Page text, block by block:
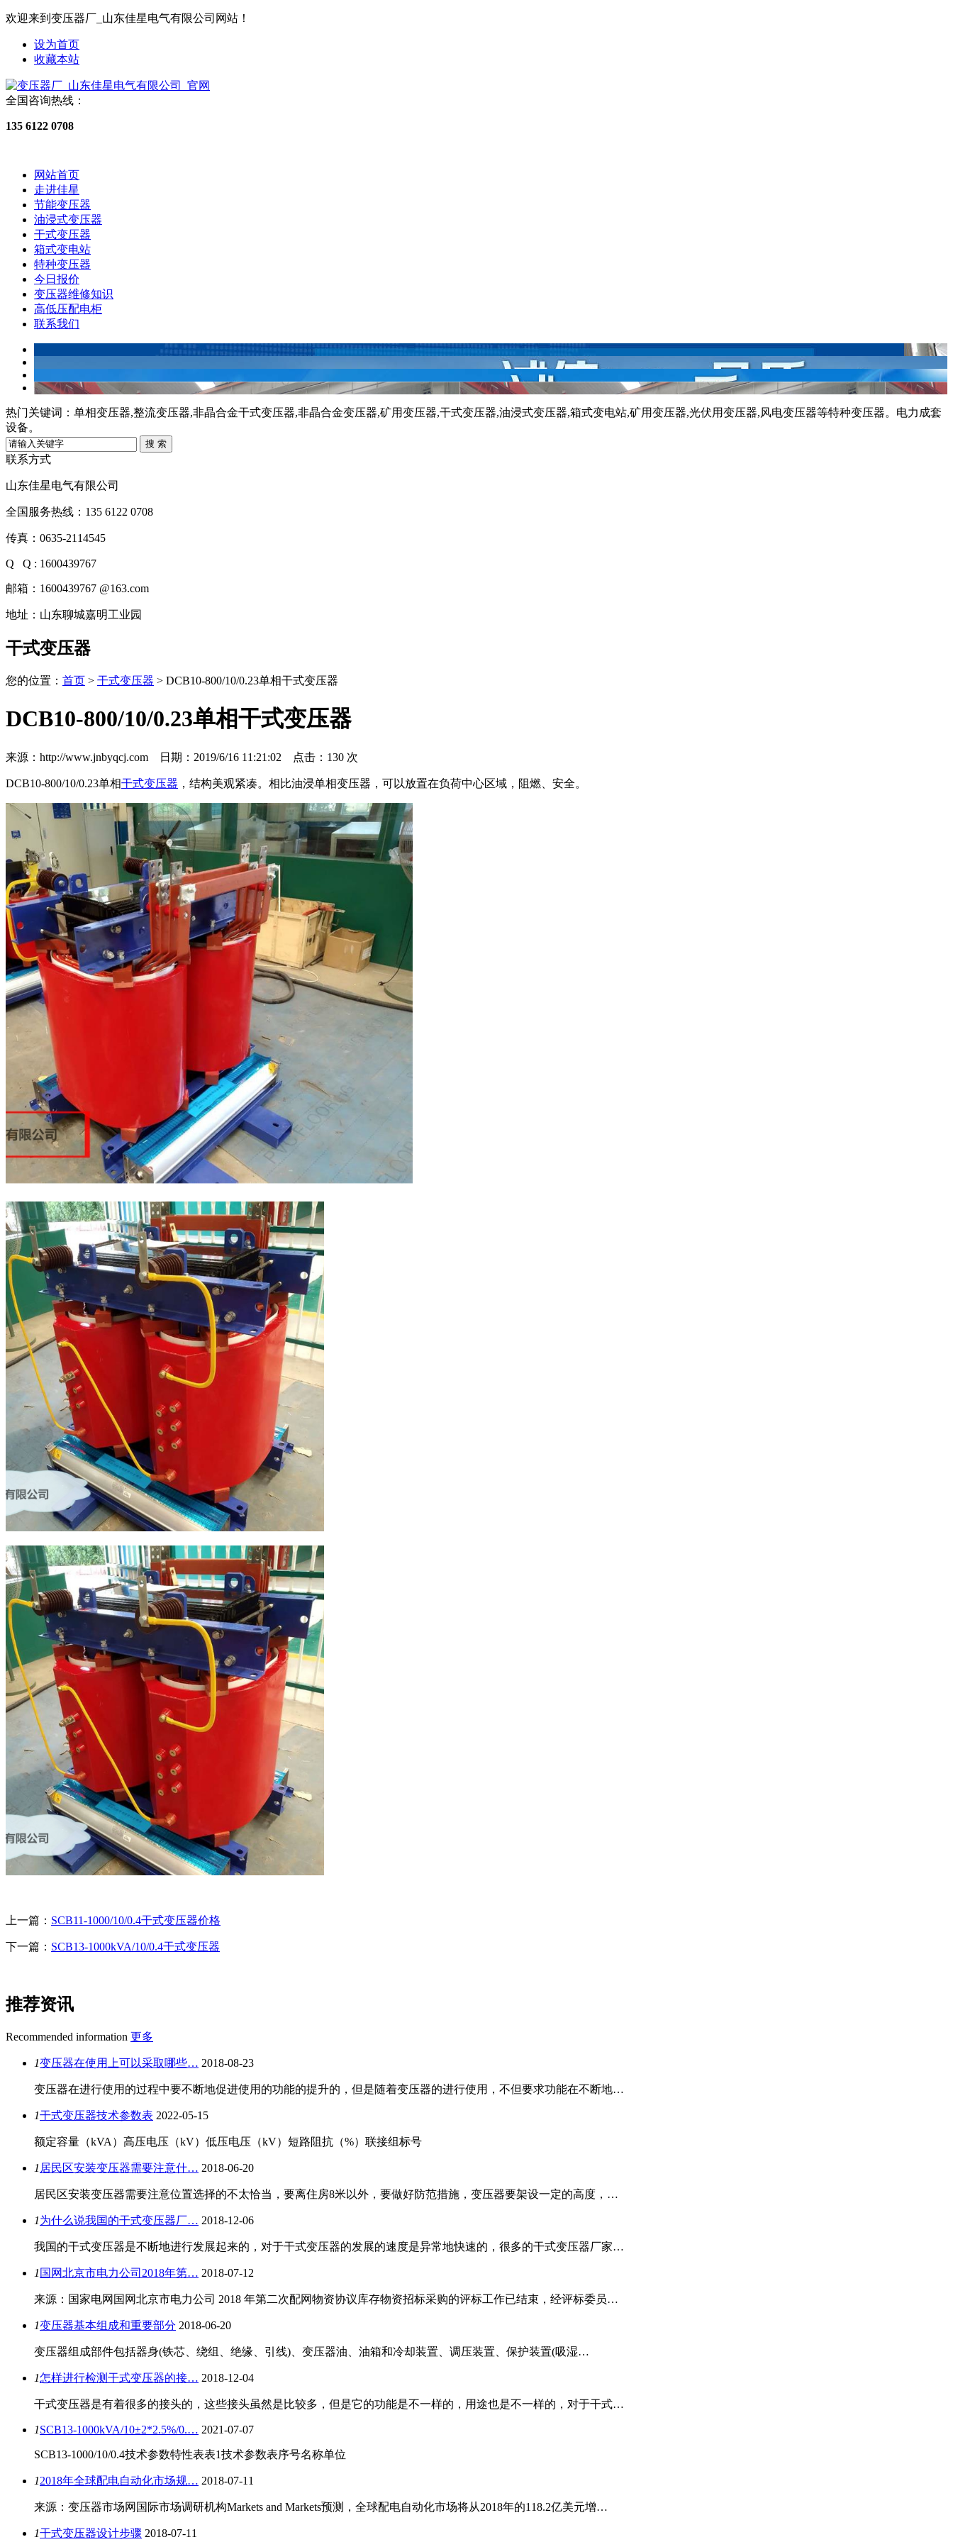
欢迎来到变压器厂_山东佳星电气有限公司网站！
设为首页
收藏本站
全国咨询热线：
135 6122 0708
网站首页
走进佳星
节能变压器
油浸式变压器
干式变压器
箱式变电站
特种变压器
今日报价
变压器维修知识
高低压配电柜
联系我们
热门关键词： 单相变压器,整流变压器,非晶合金干式变压器,非晶合金变压器,矿用变压器,干式变压器,油浸式变压器,箱式变电站,矿用变压器,光伏用变压器,风电变压器等特种变压器。电力成套
设备。
联系方式
山东佳星电气有限公司
全国服务热线：135 6122 0708
传真：0635-2114545
Q Q : 1600439767
邮箱：1600439767 @163.com
地址：山东聊城嘉明工业园
干式变压器
您的位置： 首页 > 干式变压器 > DCB10-800/10/0.23单相干式变压器
DCB10-800/10/0.23单相干式变压器
来源：http://www.jnbyqcj.com 日期：2019/6/16 11:21:02 点击： 130 次
DCB10-800/10/0.23单相干式变压器 ，结构美观紧凑。相比油浸单相变压器，可以放置在负荷中心区域，阻燃、安全。
上一篇： SCB11-1000/10/0.4干式变压器价格
下一篇： SCB13-1000kVA/10/0.4干式变压器
推荐资讯
Recommended information 更多
1变压器在使用上可以采取哪些… 2018-08-23
变压器在进行使用的过程中要不断地促进使用的功能的提升的，但是随着变压器的进行使用，不但要求功能在不断地…
1干式变压器技术参数表 2022-05-15
额定容量（kVA）高压电压（kV）低压电压（kV）短路阻抗（%）联接组标号
1 居民区安装变压器需要注意什… 2018-06-20
居民区安装变压器需要注意位置选择的不太恰当，要离住房8米以外，要做好防范措施，变压器要架设一定的高度，…
1为什么说我国的干式变压器厂… 2018-12-06
我国的干式变压器是不断地进行发展起来的，对于干式变压器的发展的速度是异常地快速的，很多的干式变压器厂家…
1 国网北京市电力公司2018年第… 2018-07-12
来源：国家电网国网北京市电力公司 2018 年第二次配网物资协议库存物资招标采购的评标工作已结束，经评标委员…
1变压器基本组成和重要部分 2018-06-20
变压器组成部件包括器身(铁芯、绕组、绝缘、引线)、变压器油、油箱和冷却装置、调压装置、保护装置(吸湿…
1怎样进行检测干式变压器的接… 2018-12-04
干式变压器是有着很多的接头的，这些接头虽然是比较多，但是它的功能是不一样的，用途也是不一样的，对于干式…
1SCB13-1000kVA/10±2*2.5%/0.… 2021-07-07
SCB13-1000/10/0.4技术参数特性表表1技术参数表序号名称单位
12018年全球配电自动化市场规… 2018-07-11
来源：变压器市场网国际市场调研机构Markets and Markets预测，全球配电自动化市场将从2018年的118.2亿美元增…
1干式变压器设计步骤 2018-07-11